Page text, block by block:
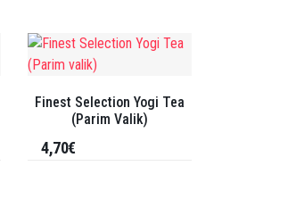
Finest Selection Yogi Tea
(Parim Valik)
4,70€